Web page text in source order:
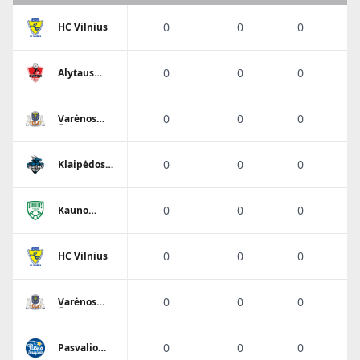
HC Vilnius 0 0 0
Alytaus
Stronglasas
0 0 0
Varėnos
0 0 0
Klaipėdos
0 0 0
Kauno
Karys
0 0 0
HC Vilnius 0 0 0
Varėnos
0 0 0
Pasvalio
0 0 0